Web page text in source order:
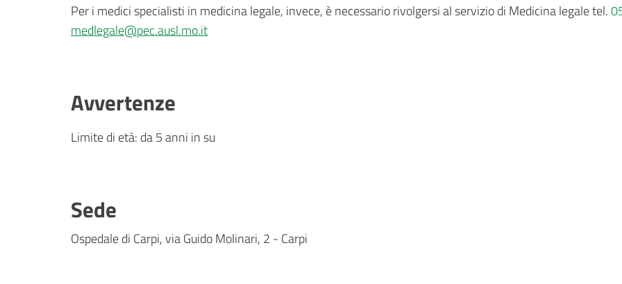
Per i medici specialisti in medicina legale, invece, è necessario rivolgersi al servizio di Medicina legale tel.
medlegale@pec.ausl.mo.it
Avvertenze
Limite di età: da 5 anni in su
Sede
Ospedale di Carpi, via Guido Molinari, 2 - Carpi